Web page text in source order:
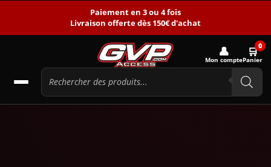
Paiement en 3 ou 4 fois
Livraison offerte dès 150€ d'achat
👤
Mon compte
🛒0
Panier